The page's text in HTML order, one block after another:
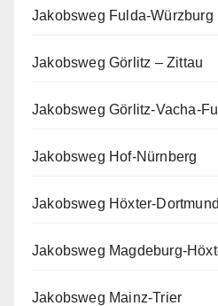
Jakobsweg Fulda-Würzburg
Jakobsweg Görlitz – Zittau
Jakobsweg Görlitz-Vacha-
Jakobsweg Hof-Nürnberg
Jakobsweg Höxter-Dortmund
Jakobsweg Magdeburg-
Jakobsweg Mainz-Trier